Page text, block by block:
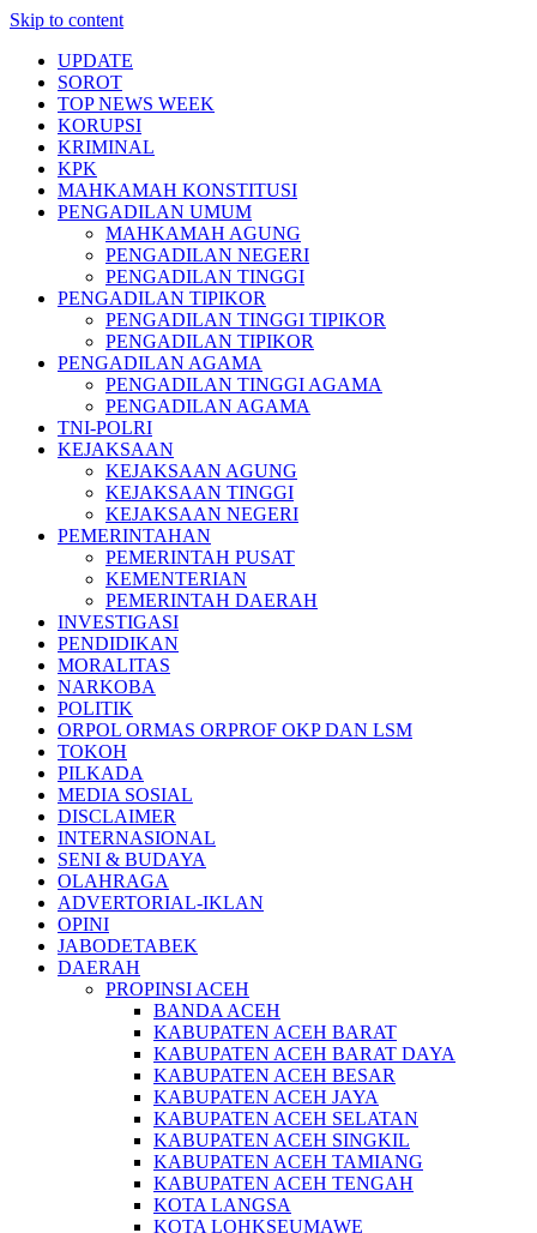
Skip to content
UPDATE
SOROT
TOP NEWS WEEK
KORUPSI
KRIMINAL
KPK
MAHKAMAH KONSTITUSI
PENGADILAN UMUM
MAHKAMAH AGUNG
PENGADILAN NEGERI
PENGADILAN TINGGI
PENGADILAN TIPIKOR
PENGADILAN TINGGI TIPIKOR
PENGADILAN TIPIKOR
PENGADILAN AGAMA
PENGADILAN TINGGI AGAMA
PENGADILAN AGAMA
TNI-POLRI
KEJAKSAAN
KEJAKSAAN AGUNG
KEJAKSAAN TINGGI
KEJAKSAAN NEGERI
PEMERINTAHAN
PEMERINTAH PUSAT
KEMENTERIAN
PEMERINTAH DAERAH
INVESTIGASI
PENDIDIKAN
MORALITAS
NARKOBA
POLITIK
ORPOL ORMAS ORPROF OKP DAN LSM
TOKOH
PILKADA
MEDIA SOSIAL
DISCLAIMER
INTERNASIONAL
SENI & BUDAYA
OLAHRAGA
ADVERTORIAL-IKLAN
OPINI
JABODETABEK
DAERAH
PROPINSI ACEH
BANDA ACEH
KABUPATEN ACEH BARAT
KABUPATEN ACEH BARAT DAYA
KABUPATEN ACEH BESAR
KABUPATEN ACEH JAYA
KABUPATEN ACEH SELATAN
KABUPATEN ACEH SINGKIL
KABUPATEN ACEH TAMIANG
KABUPATEN ACEH TENGAH
KOTA LANGSA
KOTA LOHKSEUMAWE